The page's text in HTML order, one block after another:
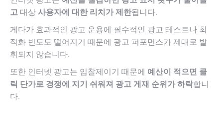
고 대상 사용자에 대한 리치가 제한됩니다.
게다가 효과적인 광고 운용에 필수적인 광고 테스트나 최
적화 빈도도 떨어지기 때문에 광고 퍼포먼스가 제대로 발
휘되지 않습니다.
또한 인터넷 광고는 입찰제이기 때문에 예산이 적으면 클
릭 단가로 경쟁에 지기 쉬워져 광고 게재 순위가 하락합니
다.